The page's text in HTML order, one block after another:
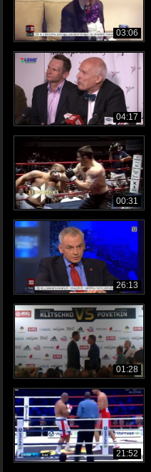
03:06
04:17
00:31
26:13
01:28
21:52